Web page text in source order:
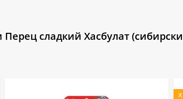
сладкий Хасбулат